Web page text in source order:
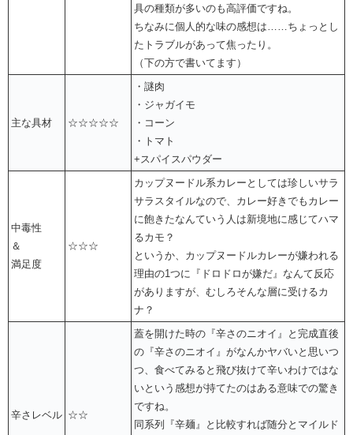
具の種類が多いのも高評価ですね。
ちなみに個人的な味の感想は……ちょっとし
たトラブルがあって焦ったり。
（下の方で書いてます）
主な具材 ☆☆☆☆☆
・謎肉
・ジャガイモ
・コーン
・トマト
+スパイスパウダー
中毒性
＆
満足度
☆☆☆
カップヌードル系カレーとしては珍しいサラ
サラスタイルなので、カレー好きでもカレー
に飽きたなんていう人は新境地に感じてハマ
るカモ？
というか、カップヌードルカレーが嫌われる
理由の1つに『ドロドロが嫌だ』なんて反応
がありますが、むしろそんな層に受けるカ
ナ？
辛さレベル ☆☆
蓋を開けた時の『辛さのニオイ』と完成直後
の『辛さのニオイ』がなんかヤバいと思いつ
つ、食べてみると飛び抜けて辛いわけではな
いという感想が持てたのはある意味での驚き
ですね。
同系列『辛麺』と比較すれば随分とマイルド